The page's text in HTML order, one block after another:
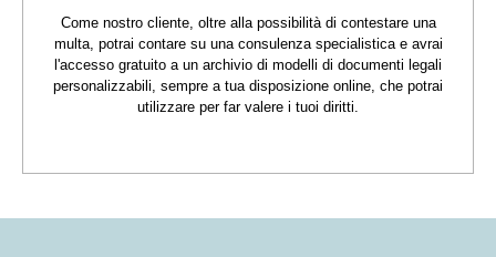
Come nostro cliente, oltre alla possibilità di contestare una
multa, potrai contare su una consulenza specialistica e avrai
l'accesso gratuito a un archivio di modelli di documenti legali
personalizzabili, sempre a tua disposizione online, che potrai
utilizzare per far valere i tuoi diritti.